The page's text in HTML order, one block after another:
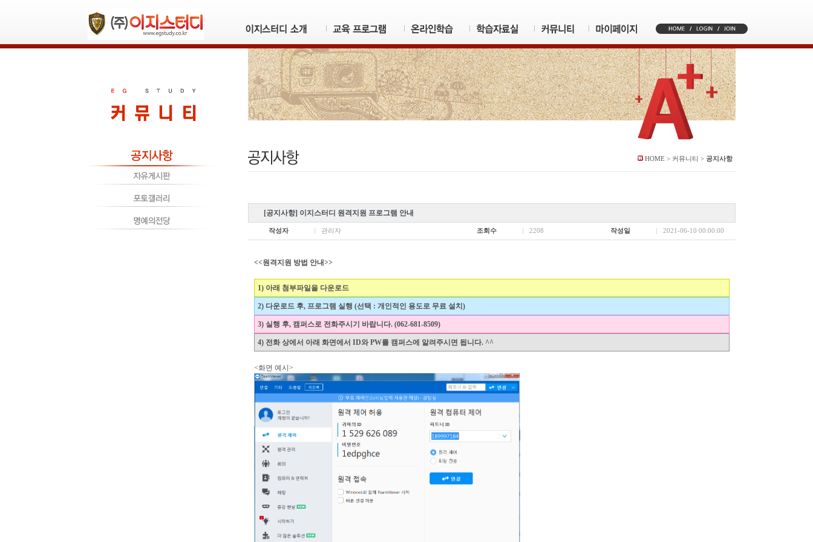
HOME > 커뮤니티 > 공지사항
[공지사항] 이지스터디 원격지원 프로그램 안내
작성자 관리자 조회수 2208 작성일 2021-06-10 00:00:00
<<원격지원 방법 안내>>
1) 아래 첨부파일을 다운로드
2) 다운로드 후, 프로그램 실행 (선택 : 개인적인 용도로 무료 설치)
3) 실행 후, 캠퍼스로 전화주시기 바랍니다. (062-681-8509)
4) 전화 상에서 아래 화면에서 ID와 PW를 캠퍼스에 알려주시면 됩니다. ^^
<화면 예시>